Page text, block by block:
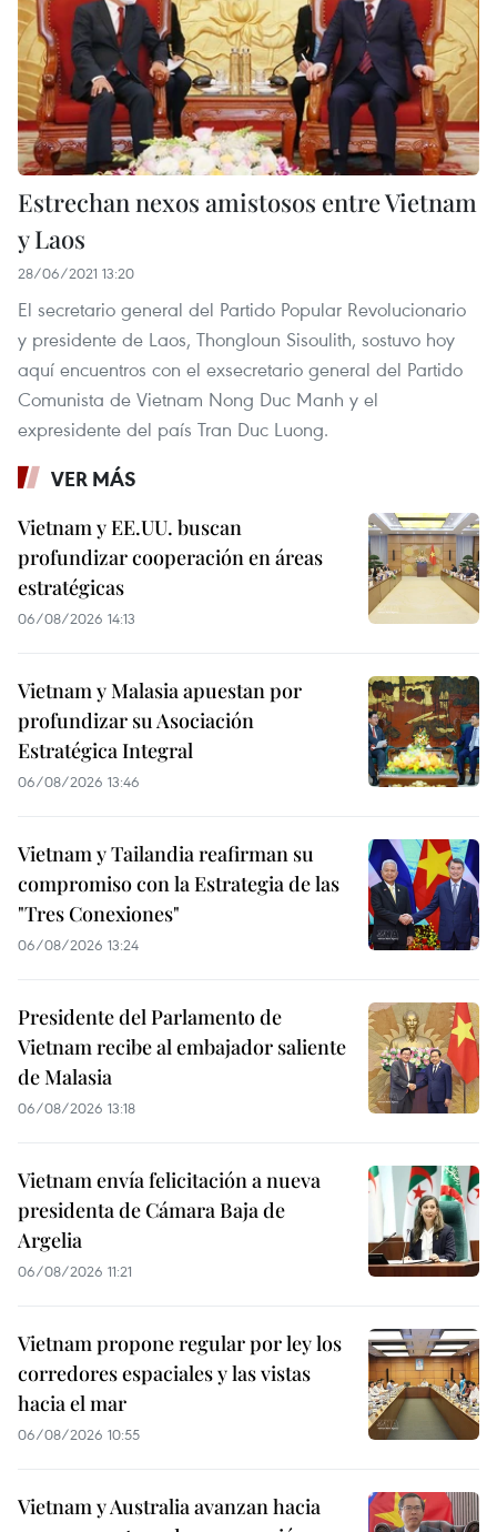
Estrechan nexos amistosos entre Vietnam
y Laos
28/06/2021 13:20
El secretario general del Partido Popular Revolucionario
y presidente de Laos, Thongloun Sisoulith, sostuvo hoy
aquí encuentros con el exsecretario general del Partido
Comunista de Vietnam Nong Duc Manh y el
expresidente del país Tran Duc Luong.
VER MÁS
Vietnam y EE.UU. buscan
profundizar cooperación en áreas
estratégicas
06/08/2026 14:13
Vietnam y Malasia apuestan por
profundizar su Asociación
Estratégica Integral
06/08/2026 13:46
Vietnam y Tailandia reafirman su
compromiso con la Estrategia de las
"Tres Conexiones"
06/08/2026 13:24
Presidente del Parlamento de
Vietnam recibe al embajador saliente
de Malasia
06/08/2026 13:18
Vietnam envía felicitación a nueva
presidenta de Cámara Baja de
Argelia
06/08/2026 11:21
Vietnam propone regular por ley los
corredores espaciales y las vistas
hacia el mar
06/08/2026 10:55
Vietnam y Australia avanzan hacia